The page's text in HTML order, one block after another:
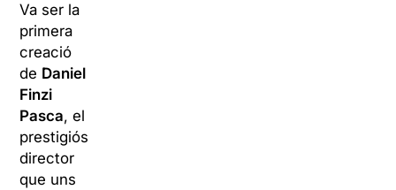
Va ser la
primera
creació
de Daniel
Finzi
Pasca, el
prestigiós
director
que uns